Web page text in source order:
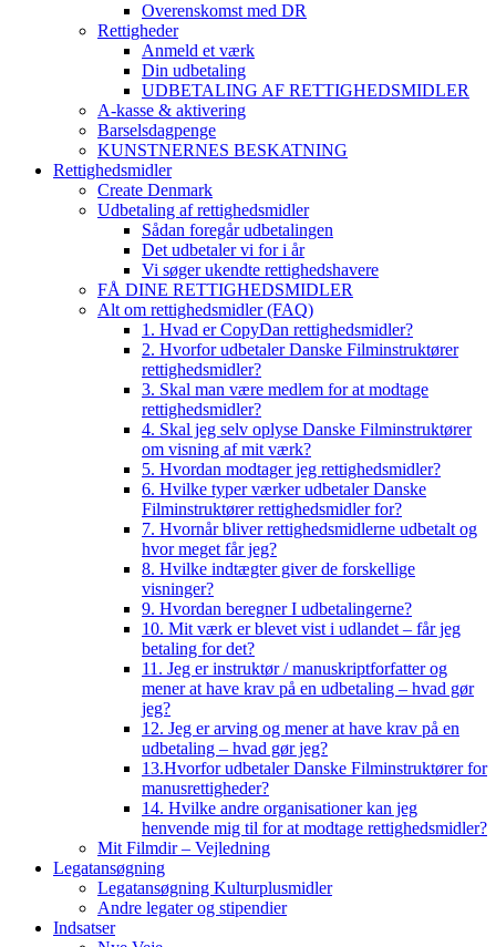
Overenskomst med DR
Rettigheder
Anmeld et værk
Din udbetaling
UDBETALING AF RETTIGHEDSMIDLER
A-kasse & aktivering
Barselsdagpenge
KUNSTNERNES BESKATNING
Rettighedsmidler
Create Denmark
Udbetaling af rettighedsmidler
Sådan foregår udbetalingen
Det udbetaler vi for i år
Vi søger ukendte rettighedshavere
FÅ DINE RETTIGHEDSMIDLER
Alt om rettighedsmidler (FAQ)
1. Hvad er CopyDan rettighedsmidler?
2. Hvorfor udbetaler Danske Filminstruktører
rettighedsmidler?
3. Skal man være medlem for at modtage
rettighedsmidler?
4. Skal jeg selv oplyse Danske Filminstruktører
om visning af mit værk?
5. Hvordan modtager jeg rettighedsmidler?
6. Hvilke typer værker udbetaler Danske
Filminstruktører rettighedsmidler for?
7. Hvornår bliver rettighedsmidlerne udbetalt og
hvor meget får jeg?
8. Hvilke indtægter giver de forskellige
visninger?
9. Hvordan beregner I udbetalingerne?
10. Mit værk er blevet vist i udlandet – får jeg
betaling for det?
11. Jeg er instruktør / manuskriptforfatter og
mener at have krav på en udbetaling – hvad gør
jeg?
12. Jeg er arving og mener at have krav på en
udbetaling – hvad gør jeg?
13.Hvorfor udbetaler Danske Filminstruktører for
manusrettigheder?
14. Hvilke andre organisationer kan jeg
henvende mig til for at modtage rettighedsmidler?
Mit Filmdir – Vejledning
Legatansøgning
Legatansøgning Kulturplusmidler
Andre legater og stipendier
Indsatser